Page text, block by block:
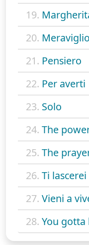
19.
20.
21. Pensiero
22. Per averti
23. Solo
24. The
25. The
26. Ti lascerei
27. Vieni a
28. You gotta